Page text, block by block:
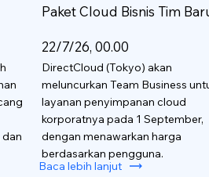
Paket Cloud Bisnis Tim
22/7/26, 00.00
DirectCloud (Tokyo) akan
meluncurkan Team Business
layanan penyimpanan cloud
korporatnya pada 1 September,
dengan menawarkan harga
berdasarkan pengguna.
Baca lebih lanjut